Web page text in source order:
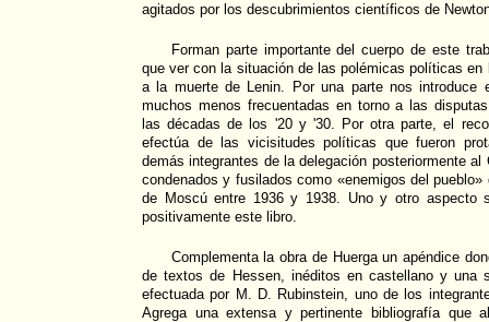
agitados por los descubrimientos científicos de
Forman parte importante del cuerpo de este
que ver con la situación de las polémicas políticas en
a la muerte de Lenin. Por una parte nos introduce
muchos menos frecuentadas en torno a las
las décadas de los '20 y '30. Por otra parte, el
efectúa de las vicisitudes políticas que fueron
demás integrantes de la delegación posteriormente
condenados y fusilados como «enemigos del
de Moscú entre 1936 y 1938. Uno y otro aspecto
positivamente este libro.
Complementa la obra de Huerga un apéndice
de textos de Hessen, inéditos en castellano y una
efectuada por M. D. Rubinstein, uno de los
Agrega una extensa y pertinente bibliografía que